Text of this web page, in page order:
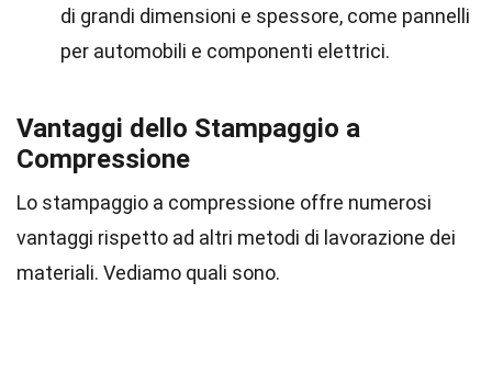
di grandi dimensioni e spessore, come pannelli
per automobili e componenti elettrici.
Vantaggi dello Stampaggio a
Compressione
Lo stampaggio a compressione offre numerosi
vantaggi rispetto ad altri metodi di lavorazione dei
materiali. Vediamo quali sono.